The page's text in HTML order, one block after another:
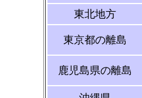
東北地方
東京都の離島
鹿児島県の離島